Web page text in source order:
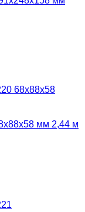
мм 2,44 м